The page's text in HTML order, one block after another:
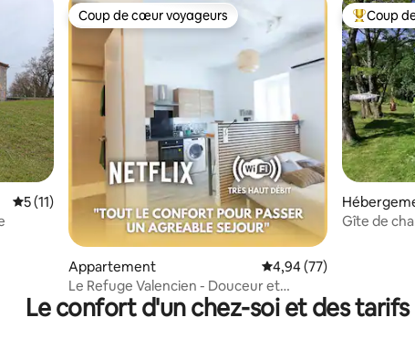
appréciés
Évaluation moyenne sur la base de 11 commentaires : 5 sur 5
5 (11)
Coup de cœur voyageurs
Coup de cœur voyageurs
Appartement Évaluation moyenne sur
4,94 (77)
Le Refuge Valencien - Douceur et
Élégance
Coups
Coup
Gîte de
Le confort d'un chez-soi et des